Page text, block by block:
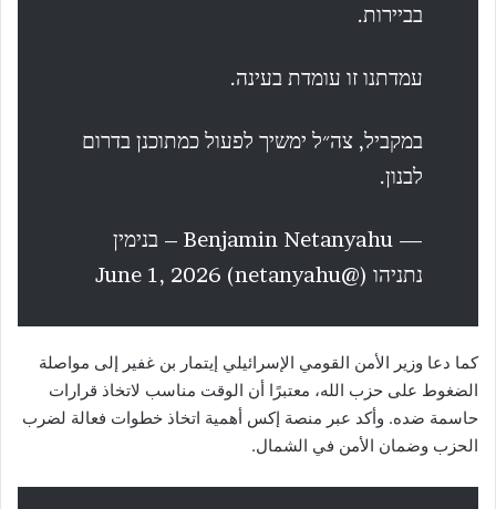
בביירות.
עמדתנו זו עומדת בעינה.
במקביל, צה״ל ימשיך לפעול כמתוכנן בדרום
לבנון.
— Benjamin Netanyahu – בנימין
נתניהו (@netanyahu) June 1, 2026
كما دعا وزير الأمن القومي الإسرائيلي إيتمار بن غفير إلى مواصلة
الضغوط على حزب الله، معتبرًا أن الوقت مناسب لاتخاذ قرارات
حاسمة ضده. وأكد عبر منصة إكس أهمية اتخاذ خطوات فعالة لضرب
الحزب وضمان الأمن في الشمال.